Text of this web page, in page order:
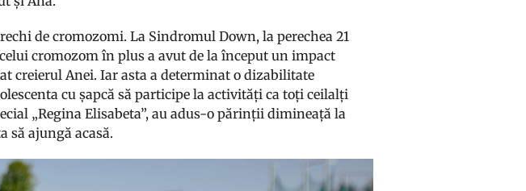
de cromozomi. La Sindromul Down, la perechea 21
cromozom în plus a avut de la început un impact
creierul Anei. Iar asta a determinat o dizabilitate
cu șapcă să participe la activități ca toți ceilalți
„Regina Elisabeta”, au adus-o părinții dimineață la
să ajungă acasă.